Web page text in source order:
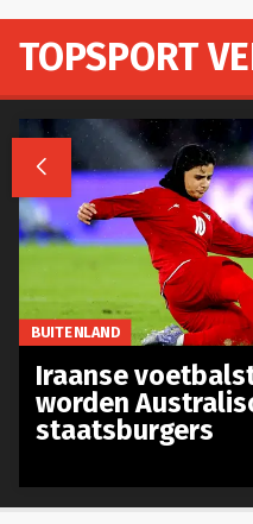
TOPSPORT

BUITENLAND
Iraanse
worden
staatsburgers